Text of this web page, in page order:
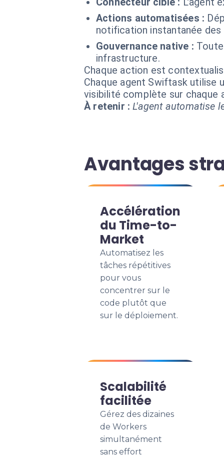
Actions automatisées :
notification instantanée
Gouvernance native :
infrastructure.
Chaque action est
Chaque agent Swiftask utilise
visibilité complète sur chaque
À retenir : L'agent automatise
Avantages
Accélération
du Time-to-
Market
Automatisez les
tâches répétitives
pour vous
concentrer sur le
code plutôt que
sur le déploiement.
Scalabilité
facilitée
Gérez des dizaines
de Workers
simultanément
sans effort